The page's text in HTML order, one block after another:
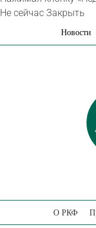
Не сейчас Закрыть
Новости
О РКФ